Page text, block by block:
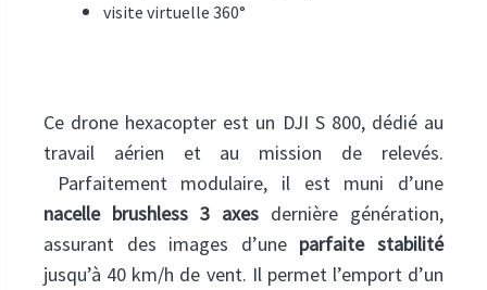
visite virtuelle 360°
Ce drone hexacopter est un DJI S 800, dédié au
travail aérien et au mission de relevés.
Parfaitement modulaire, il est muni d’une
nacelle brushless 3 axes dernière génération,
assurant des images d’une parfaite stabilité
jusqu’à 40 km/h de vent. Il permet l’emport d’un